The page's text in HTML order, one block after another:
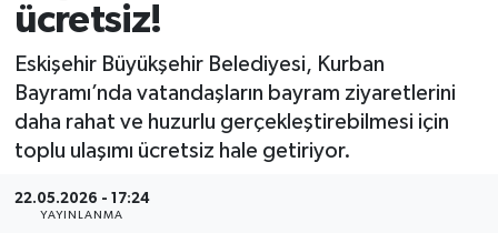
ücretsiz!
Eskişehir Büyükşehir Belediyesi, Kurban
Bayramı’nda vatandaşların bayram ziyaretlerini
daha rahat ve huzurlu gerçekleştirebilmesi için
toplu ulaşımı ücretsiz hale getiriyor.
22.05.2026 - 17:24
YAYINLANMA
Eskişehir
Eskişehirspor
Haber Arşivi